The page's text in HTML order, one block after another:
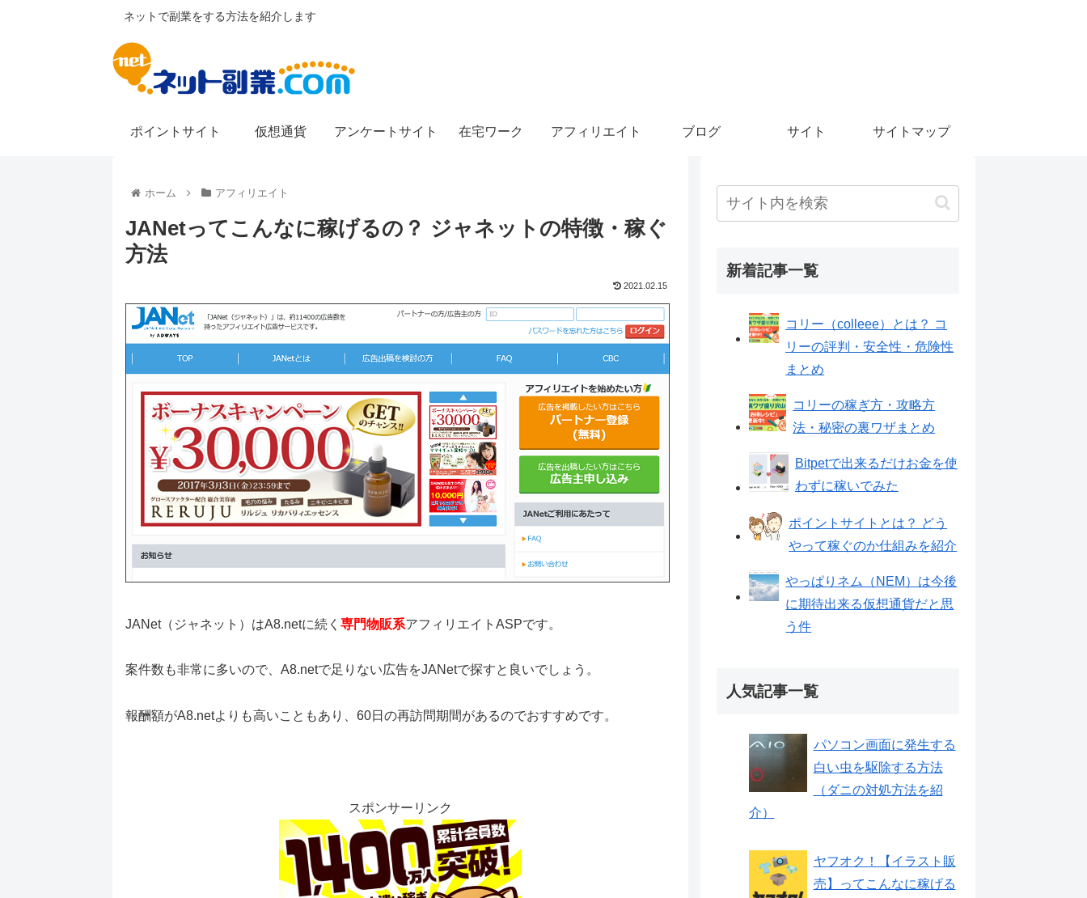
ネットで副業をする方法を紹介します
ポイントサイト 仮想通貨 アンケートサイト 在宅ワーク アフィリエイト ブログ サイト サイトマップ
ホーム アフィリエイト
JANetってこんなに稼げるの？ ジャネットの特徴・稼ぐ
方法
2021.02.15
JANet（ジャネット）はA8.netに続く 専門物販系アフィリエイトASPです。
案件数も非常に多いので、A8.netで足りない広告をJANetで探すと良いでしょう。
報酬額がA8.netよりも高いこともあり、60日の再訪問期間があるのでおすすめです。
スポンサーリンク
新着記事一覧
コリー（colleee）とは？ コ
リーの評判・安全性・危険性
まとめ
コリーの稼ぎ方・攻略方
法・秘密の裏ワザまとめ
Bitpetで出来るだけお金を使
わずに稼いでみた
ポイントサイトとは？ どう
やって稼ぐのか仕組みを紹介
やっぱりネム（NEM）は今後
に期待出来る仮想通貨だと思
う件
人気記事一覧
パソコン画面に発生する
白い虫を駆除する方法
（ダニの対処方法を紹
介）
ヤフオク！【イラスト販
売】ってこんなに稼げる